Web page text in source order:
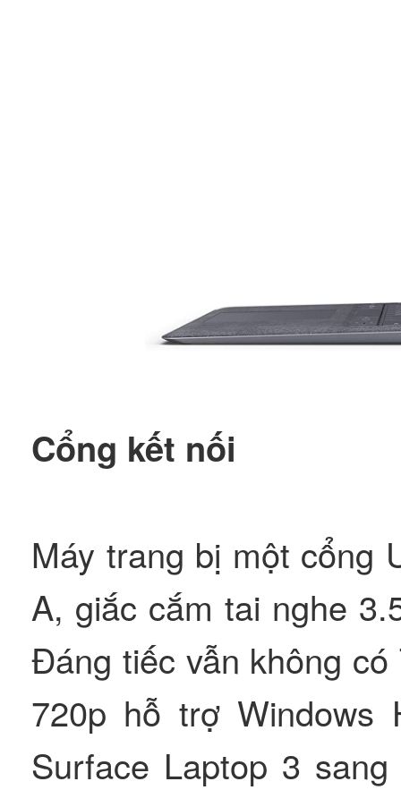
Cổng kết nối
Máy trang bị một cổng
A, giắc cắm tai nghe
Đáng tiếc vẫn không
720p hỗ trợ Windows
Surface Laptop 3